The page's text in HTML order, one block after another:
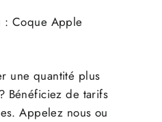
: Coque Apple
une quantité plus
Bénéficiez de tarifs
Appelez nous ou